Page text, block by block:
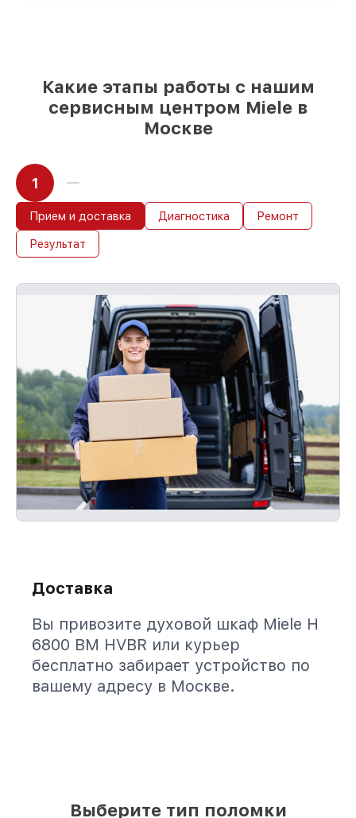
Какие этапы работы с нашим
сервисным центром Miele в
Москве
1
Прием и доставка Диагностика Ремонт
Результат
Доставка
Вы привозите духовой шкаф Miele H
6800 BM HVBR или курьер
бесплатно забирает устройство по
вашему адресу в Москве.
Выберите тип поломки